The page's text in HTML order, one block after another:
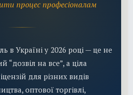
процес професіоналам
в Україні у 2026 році — це не
“дозвіл на все”, а ціла
для різних видів
оптової торгівлі,